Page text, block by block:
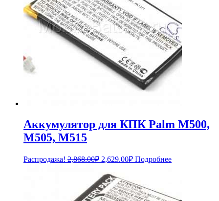
Аккумулятор для КПК Palm M500,
M505, M515
Распродажа! 2,868.00₽ Первоначальная
составляла
2,868.00₽.
2,629.00₽Текущая
Подробнее